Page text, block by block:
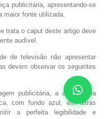
publicitária, apresentando-se
maior fonte utilizada.
trata o caput deste artigo deve
audível.
de televisão não apresentar
devem observar os seguintes
publicitária, a advertência
com fundo azul, em letras
a perfeita legibilidade e